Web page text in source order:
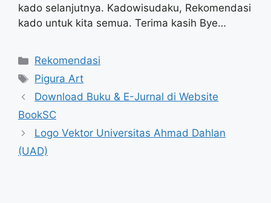
kado selanjutnya. Kadowisudaku, Rekomendasi
kado untuk kita semua. Terima kasih Bye…
Categories
Rekomendasi
Tags
Pigura Art
Download Buku & E-Jurnal di Website
BookSC
Logo Vektor Universitas Ahmad Dahlan
(UAD)